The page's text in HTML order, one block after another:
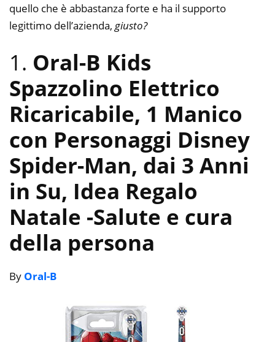
quello che è abbastanza forte e ha il supporto
legittimo dell’azienda, giusto?
1. Oral-B Kids
Spazzolino Elettrico
Ricaricabile, 1 Manico
con Personaggi Disney
Spider-Man, dai 3 Anni
in Su, Idea Regalo
Natale -Salute e cura
della persona
By Oral-B